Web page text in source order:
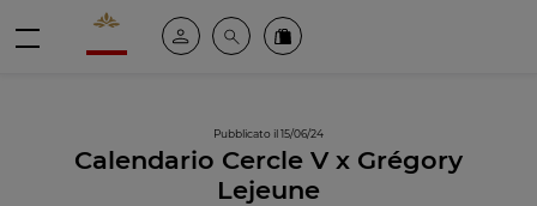
Valrhona - Imaginons le meilleur du chocolat
Il mio account
Cerca Ordinate i nostri prodotti online
Pubblicato il 15/06/24
Calendario Cercle V x Grégory
Lejeune